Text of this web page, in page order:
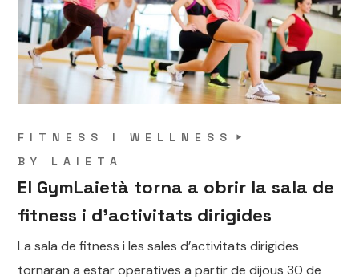
FITNESS I WELLNESS
BY LAIETA
El GymLaietà torna a obrir la sala de
fitness i d’activitats dirigides
La sala de fitness i les sales d’activitats dirigides
tornaran a estar operatives a partir de dijous 30 de